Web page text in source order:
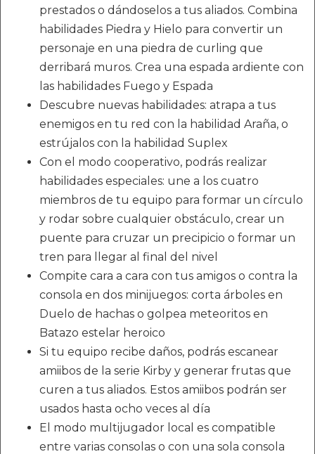
prestados o dándoselos a tus aliados. Combina
habilidades Piedra y Hielo para convertir un
personaje en una piedra de curling que
derribará muros. Crea una espada ardiente con
las habilidades Fuego y Espada
Descubre nuevas habilidades: atrapa a tus
enemigos en tu red con la habilidad Araña, o
estrújalos con la habilidad Suplex
Con el modo cooperativo, podrás realizar
habilidades especiales: une a los cuatro
miembros de tu equipo para formar un círculo
y rodar sobre cualquier obstáculo, crear un
puente para cruzar un precipicio o formar un
tren para llegar al final del nivel
Compite cara a cara con tus amigos o contra la
consola en dos minijuegos: corta árboles en
Duelo de hachas o golpea meteoritos en
Batazo estelar heroico
Si tu equipo recibe daños, podrás escanear
amiibos de la serie Kirby y generar frutas que
curen a tus aliados. Estos amiibos podrán ser
usados hasta ocho veces al día
El modo multijugador local es compatible
entre varias consolas o con una sola consola